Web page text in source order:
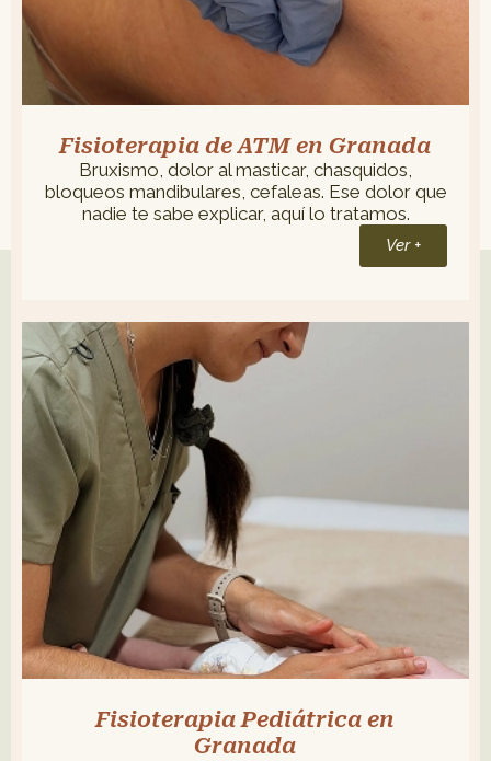
Fisioterapia de ATM en Granada
Bruxismo, dolor al masticar, chasquidos,
bloqueos mandibulares, cefaleas. Ese dolor que
nadie te sabe explicar, aquí lo tratamos.
Ver +
Fisioterapia Pediátrica en
Granada